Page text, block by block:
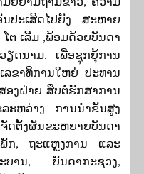
ຢື້ຢາມຖາມຂ່າວ, ຄວາມ
ະເສີດໄປຍັງ ສະຫາຍ
ຕ ເລີມ ,ພ້ອມດ້ວຍບັນດາ
ດນາມ. ເພື່ອຊຸກຍຸ້ການ
ຂາທິການໃຫຍ່ ປະທານ
ອງຝ່າຍ ສືບຕໍ່ຮັກສາການ
ະຫວ່າງ ການນຳຂັ້ນສູງ
ຕັ້ງຜັນ​ຂະຫຍາຍບັນດາ
ພັກ, ຖະແຫຼງການ ແລະ
ບານ, ບັນດາກະຊວງ,